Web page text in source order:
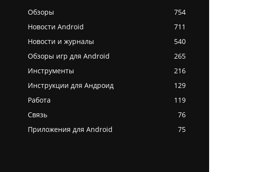
Обзоры
754
Новости Android
711
Новости и журналы
540
Обзоры игр для Android
265
Инструменты
216
Инструкции для Андроид
129
Работа
119
Связь
76
Приложения для Android
75